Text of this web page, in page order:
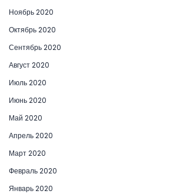
Ноябрь 2020
Октябрь 2020
Сентябрь 2020
Август 2020
Июль 2020
Июнь 2020
Май 2020
Апрель 2020
Март 2020
Февраль 2020
Январь 2020